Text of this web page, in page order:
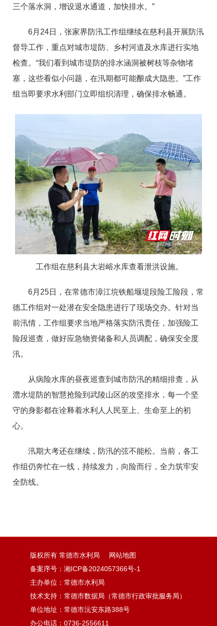
三个落水洞，增设退水通道，加快排水。”
6月24日，张家界防汛工作组继续在慈利县开展防汛
督导工作，重点对城市堤防、乡村河道及水库进行实地
检查。“我们看到城市堤防的排水涵洞被树枝等杂物堵
塞，这些看似小问题，在汛期都可能酿成大隐患。”工作
组当即要求水利部门立即组织清理，确保排水畅通。
工作组在慈利县大岩峪水库查看泄洪设施。
6月25日，在常德市漳江垸铁船堰堤段险工险段，常
德工作组对一处潜在安全隐患进行了现场交办。针对当
前汛情，工作组要求当地严格落实防汛责任，加强险工
险段巡查，做好应急物资储备和人员调配，确保安全度
汛。
从病险水库的昼夜巡查到城市防汛的精细排查，从
澧水堤防的智慧抢险到武陵山区的攻坚排水，每一个坚
守的身影都在诠释着水利人人民至上、生命至上的初
心。
汛期大考还在继续，防汛的弦不能松。当前，各工
作组仍奔忙在一线，持续发力，向险而行，全力筑牢安
全防线。
版权所有 常德市水利局
网站地图
备案序号：湘ICP备2024057366号-1
主办单位：常德市水利局
技术支持：常德市数据局（常德市行政审批服务局）
单位地址：常德市沅安东路388号
办公电话：0736-2556611